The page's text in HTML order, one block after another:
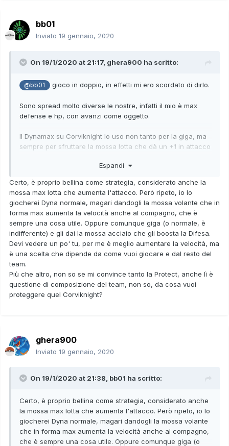
bb01
Inviato 19 gennaio, 2020
On 19/1/2020 at 21:17, ghera900 ha scritto:
@bb01 gioco in doppio, in effetti mi ero scordato di dirlo.
Sono spread molto diverse le nostre, infatti il mio è max
defense e hp, con avanzi come oggetto.
Il Dynamax su Corviknight lo uso non tanto per la giga, ma
sempre per sfruttare la mossa lotta che dà un +1 in attacco
mi sembra di occupare inutilmente uno slot, mentre la
Tyranitar.
Però non posso rinunciare a Body Press, Iron Defense e
Protect, per cui devo scegliere tra Brave Bird e Iron Head
Espandi
Certo, è proprio bellina come strategia, considerato anche la
mossa max lotta che aumenta l'attacco. Però ripeto, io lo
giocherei Dyna normale, magari dandogli la mossa volante che in
forma max aumenta la velocità anche al compagno, che è
sempre una cosa utile. Oppure comunque giga (o normale, è
indifferente) e gli dai la mossa acciaio che gli boosta la Difesa.
Devi vedere un po' tu, per me è meglio aumentare la velocità, ma
è una scelta che dipende da come vuoi giocare e dal resto del
team.
Più che altro, non so se mi convince tanto la Protect, anche lì è
questione di composizione del team, non so, da cosa vuoi
proteggere quel Corviknight?
ghera900
Inviato 19 gennaio, 2020
On 19/1/2020 at 21:38, bb01 ha scritto:
Certo, è proprio bellina come strategia, considerato anche
la mossa max lotta che aumenta l'attacco. Però ripeto, io lo
giocherei Dyna normale, magari dandogli la mossa volante
che in forma max aumenta la velocità anche al compagno,
che è sempre una cosa utile. Oppure comunque giga (o